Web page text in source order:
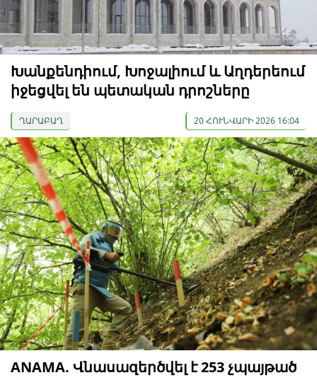
Խանքենդիում, Խոջալիում և Աղդերեում
իջեցվել են պետական ​​դրոշները
ՂԱՐԱԲԱՂ 20 ՀՈՒՆՎԱՐԻ 2026 16:04
ANAMA. Վնասազերծվել է 253 չպայթած